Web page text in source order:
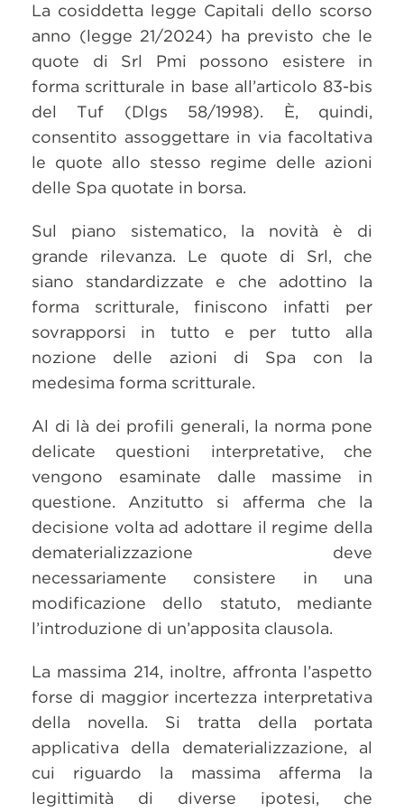
La cosiddetta legge Capitali dello scorso
anno (legge 21/2024) ha previsto che le
quote di Srl Pmi possono esistere in
forma scritturale in base all’articolo 83-bis
del Tuf (Dlgs 58/1998). È, quindi,
consentito assoggettare in via facoltativa
le quote allo stesso regime delle azioni
delle Spa quotate in borsa.
Sul piano sistematico, la novità è di
grande rilevanza. Le quote di Srl, che
siano standardizzate e che adottino la
forma scritturale, finiscono infatti per
sovrapporsi in tutto e per tutto alla
nozione delle azioni di Spa con la
medesima forma scritturale.
Al di là dei profili generali, la norma pone
delicate questioni interpretative, che
vengono esaminate dalle massime in
questione. Anzitutto si afferma che la
decisione volta ad adottare il regime della
dematerializzazione deve
necessariamente consistere in una
modificazione dello statuto, mediante
l’introduzione di un’apposita clausola.
La massima 214, inoltre, affronta l’aspetto
forse di maggior incertezza interpretativa
della novella. Si tratta della portata
applicativa della dematerializzazione, al
cui riguardo la massima afferma la
legittimità di diverse ipotesi, che